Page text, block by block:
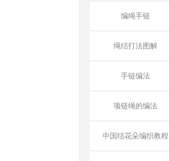
编绳手链
绳结打法图解
手链编法
项链绳的编法
中国结花朵编织教程